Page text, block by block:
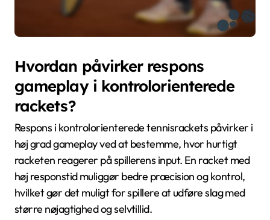
Hvordan påvirker respons
gameplay i kontrolorienterede
rackets?
Respons i kontrolorienterede tennisrackets påvirker i
høj grad gameplay ved at bestemme, hvor hurtigt
racketen reagerer på spillerens input. En racket med
høj responstid muliggør bedre præcision og kontrol,
hvilket gør det muligt for spillere at udføre slag med
større nøjagtighed og selvtillid.